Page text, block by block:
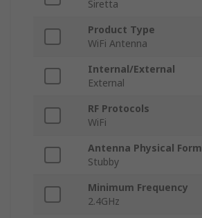
Siretta
Product Type
WiFi Antenna
Internal/External
External
RF Protocols
WiFi
Antenna Physical Form
Stubby
Minimum Frequency
2.4GHz